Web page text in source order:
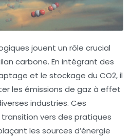
jouent un rôle crucial
carbone. En intégrant des
et le stockage du CO2, il
les émissions de gaz à effet
industries. Ces
vers des pratiques
les sources d’énergie